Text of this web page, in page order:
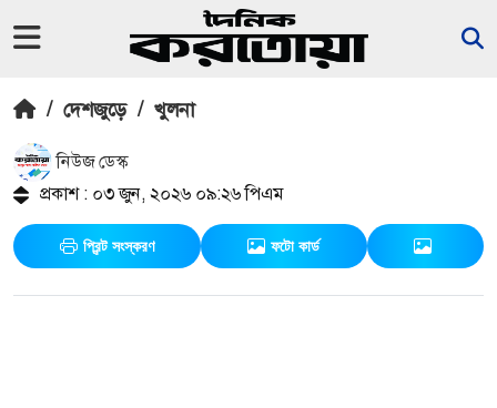
/ দেশজুড়ে / খুলনা
নিউজ ডেস্ক
প্রকাশ : ০৩ জুন, ২০২৬ ০৯:২৬ পিএম
প্রিন্ট সংস্করণ ফটো কার্ড